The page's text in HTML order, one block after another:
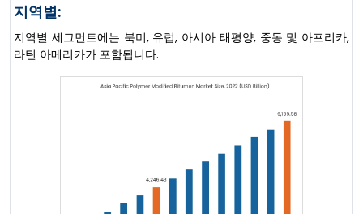
지역별:
지역별 세그먼트에는 북미, 유럽, 아시아 태평양, 중동 및 아프리카,
라틴 아메리카가 포함됩니다.